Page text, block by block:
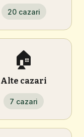
20 cazari
🏠
Alte cazari
7 cazari